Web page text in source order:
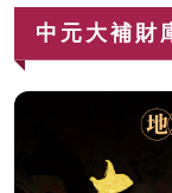
中元大補財